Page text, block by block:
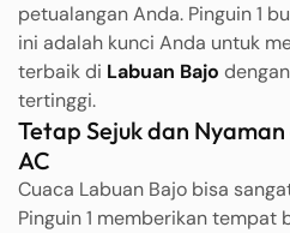
petualangan Anda. Pinguin 1
ini adalah kunci Anda untuk
terbaik di Labuan Bajo
tertinggi.
Tetap Sejuk dan
AC
Cuaca Labuan Bajo bisa
Pinguin 1 memberikan tempat